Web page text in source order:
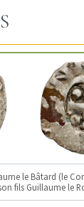
le Bâtard (le
fils Guillaume le